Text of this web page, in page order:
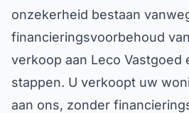
onzekerheid bestaan
financieringsvoorbehoud
verkoop aan Leco Vastgoed
stappen. U verkoopt uw
aan ons, zonder